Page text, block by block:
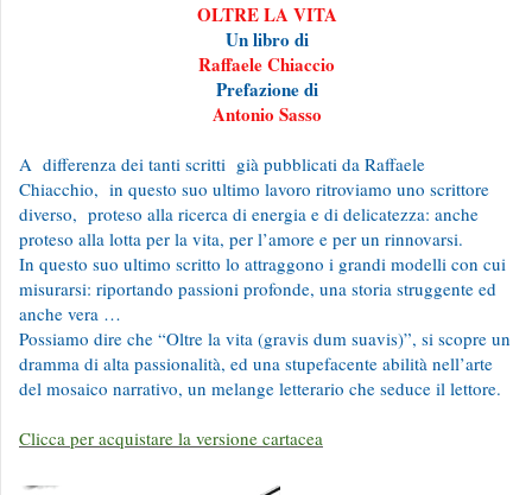
OLTRE LA VITA
Un libro di
Raffaele Chiaccio
Prefazione di
Antonio Sasso
A differenza dei tanti scritti già pubblicati da Raffaele
Chiacchio, in questo suo ultimo lavoro ritroviamo uno scrittore
diverso, proteso alla ricerca di energia e di delicatezza: anche
proteso alla lotta per la vita, per l’amore e per un rinnovarsi.
In questo suo ultimo scritto lo attraggono i grandi modelli con cui
misurarsi: riportando passioni profonde, una storia struggente ed
anche vera …
Possiamo dire che “Oltre la vita (gravis dum suavis)”, si scopre un
dramma di alta passionalità, ed una stupefacente abilità nell’arte
del mosaico narrativo, un melange letterario che seduce il lettore.
Clicca per acquistare la versione cartacea